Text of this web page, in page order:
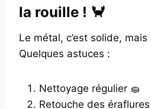
la rouille ! 🦀
Le métal, c’est solide,
Quelques astuces :
Nettoyage régulier 🧽
Retouche des